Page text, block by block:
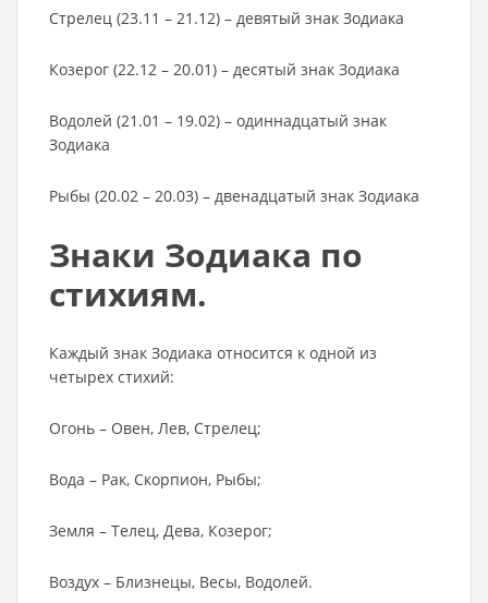
Стрелец (23.11 – 21.12) – девятый знак Зодиака
Козерог (22.12 – 20.01) – десятый знак Зодиака
Водолей (21.01 – 19.02) – одиннадцатый знак
Зодиака
Рыбы (20.02 – 20.03) – двенадцатый знак Зодиака
Знаки Зодиака по
стихиям.
Каждый знак Зодиака относится к одной из
четырех стихий:
Огонь – Овен, Лев, Стрелец;
Вода – Рак, Скорпион, Рыбы;
Земля – Телец, Дева, Козерог;
Воздух – Близнецы, Весы, Водолей.